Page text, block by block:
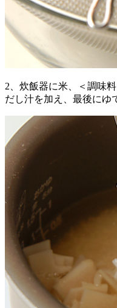
2、炊飯器に米、＜調味
だし汁を加え、最後にゆ